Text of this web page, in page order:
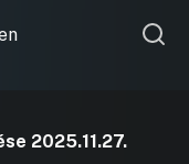
2025.11.27.